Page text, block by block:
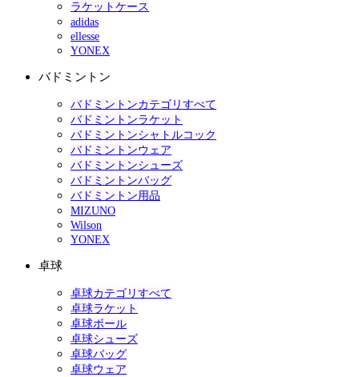
ラケットケース
adidas
ellesse
YONEX
バドミントン
バドミントンカテゴリすべて
バドミントンラケット
バドミントンシャトルコック
バドミントンウェア
バドミントンシューズ
バドミントンバッグ
バドミントン用品
MIZUNO
Wilson
YONEX
卓球
卓球カテゴリすべて
卓球ラケット
卓球ボール
卓球シューズ
卓球バッグ
卓球ウェア